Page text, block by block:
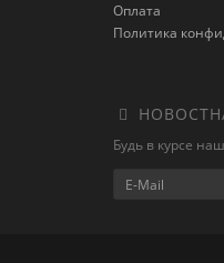
Оплата
Политика
Будь в курсе